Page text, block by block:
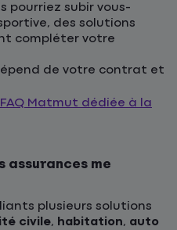
pourriez subir vous-
des solutions
compléter votre
de votre contrat et
FAQ Matmut dédiée à la
assurances me
plusieurs solutions
civile, habitation, auto